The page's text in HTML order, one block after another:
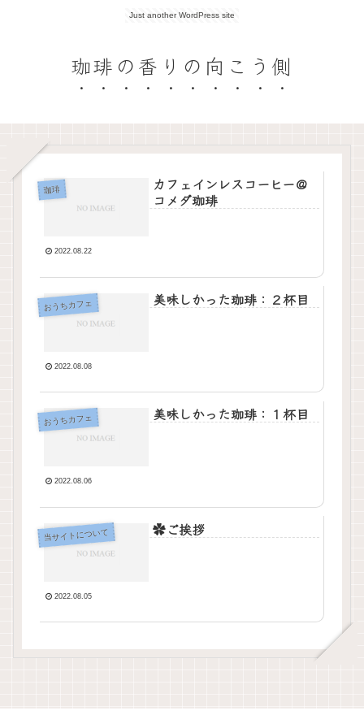
Just another WordPress site
珈琲の香りの向こう側
珈琲
カフェインレスコーヒー＠
コメダ珈琲
2022.08.22
おうちカフェ 美味しかった珈琲：２杯目
2022.08.08
おうちカフェ 美味しかった珈琲：１杯目
2022.08.06
当サイトについて ✿ご挨拶
2022.08.05